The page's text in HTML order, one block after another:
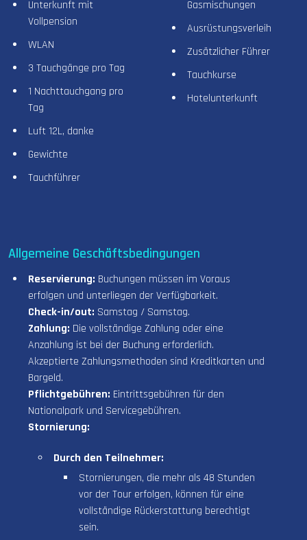
Unterkunft mit
Vollpension
WLAN
3 Tauchgänge pro Tag
1 Nachttauchgang pro
Tag
Luft 12L, danke
Gewichte
Tauchführer
Gasmischungen
Ausrüstungsverleih
Zusätzlicher Führer
Tauchkurse
Hotelunterkunft
Allgemeine Geschäftsbedingungen
Reservierung: Buchungen müssen im Voraus
erfolgen und unterliegen der Verfügbarkeit.
Check-in/out: Samstag / Samstag.
Zahlung: Die vollständige Zahlung oder eine
Anzahlung ist bei der Buchung erforderlich.
Akzeptierte Zahlungsmethoden sind Kreditkarten und
Bargeld.
Pflichtgebühren: Eintrittsgebühren für den
Nationalpark und Servicegebühren.
Stornierung:
Durch den Teilnehmer:
Stornierungen, die mehr als 48 Stunden
vor der Tour erfolgen, können für eine
vollständige Rückerstattung berechtigt
sein.